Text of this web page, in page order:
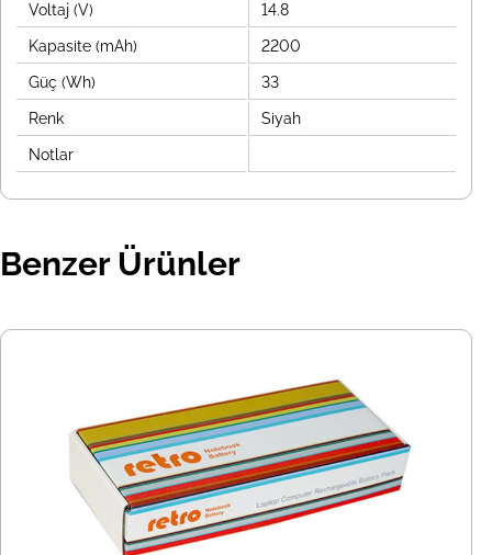
Voltaj (V) 14.8
Kapasite (mAh) 2200
Güç (Wh) 33
Renk Siyah
Notlar
Benzer Ürünler